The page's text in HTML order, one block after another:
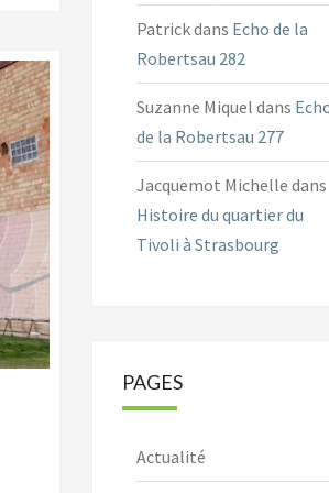
Patrickdans Echo de la
Robertsau 282
Suzanne Miquel dans
de la Robertsau 277
Jacquemot Michelle dans
Histoire du quartier du
Tivoli à Strasbourg
PAGES
Actualité